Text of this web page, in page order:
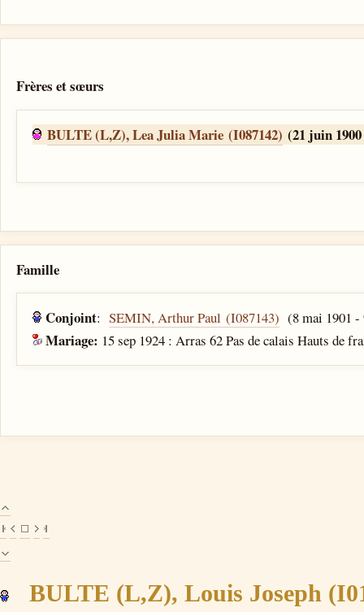
Frères et sœurs
BULTE (L,Z), Lea Julia Marie (I087142) (21 juin
Famille
Conjoint:SEMIN, Arthur Paul (I087143) (8 mai 1901 -
Mariage: 15 sep 1924 : Arras 62 Pas de calais Hauts de
BULTE (L,Z), Louis Joseph